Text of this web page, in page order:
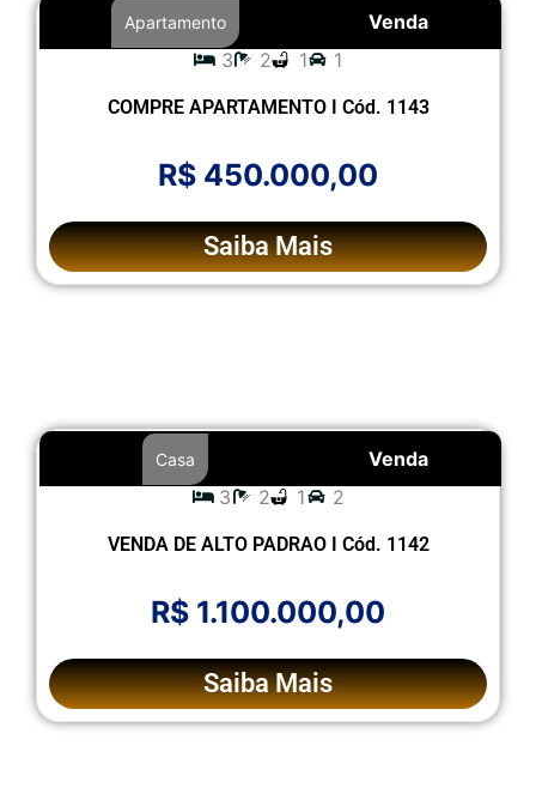
Venda
Apartamento
3 2 1 1
COMPRE APARTAMENTO I Cód. 1143
R$ 450.000,00
Saiba Mais
Venda
Casa
3 2 1 2
VENDA DE ALTO PADRAO I Cód. 1142
R$ 1.100.000,00
Saiba Mais